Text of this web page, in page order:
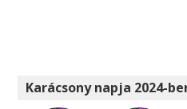
Karácsony napja 2024-